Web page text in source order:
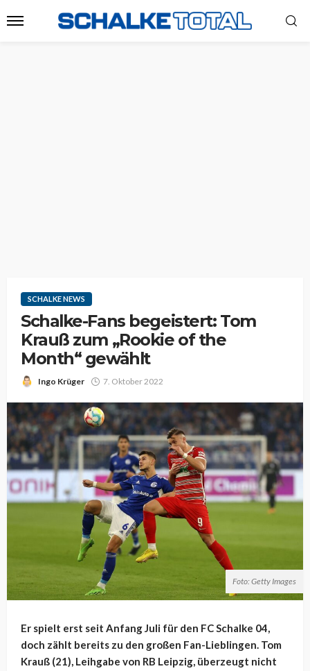
SCHALKE NEWS
Schalke-Fans begeistert: Tom
Krauß zum „Rookie of the
Month“ gewählt
Ingo Krüger 7. Oktober 2022
Foto: Getty Images
Er spielt erst seit Anfang Juli für den FC Schalke 04,
doch zählt bereits zu den großen Fan-Lieblingen. Tom
Krauß (21), Leihgabe von RB Leipzig, überzeugt nicht